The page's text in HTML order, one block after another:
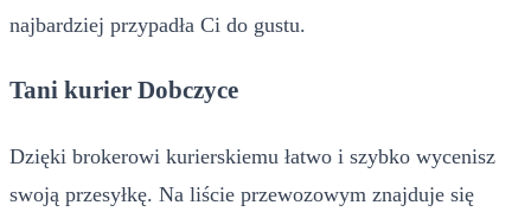
najbardziej przypadła Ci do gustu.
Tani kurier Dobczyce
Dzięki brokerowi kurierskiemu łatwo i szybko wycenisz
swoją przesyłkę. Na liście przewozowym znajduje się